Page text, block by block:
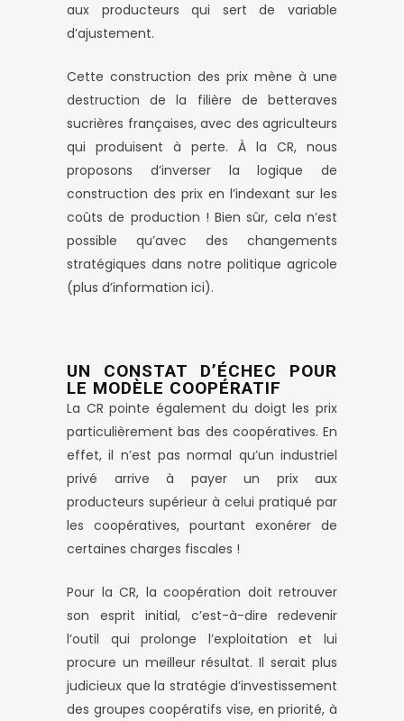
aux producteurs qui sert de variable
d’ajustement.
Cette construction des prix mène à une
destruction de la filière de betteraves
sucrières françaises, avec des agriculteurs
qui produisent à perte. À la CR, nous
proposons d’inverser la logique de
construction des prix en l’indexant sur les
coûts de production ! Bien sûr, cela n’est
possible qu’avec des changements
stratégiques dans notre politique agricole
(plus d’information ici).
UN CONSTAT D’ÉCHEC POUR
LE MODÈLE COOPÉRATIF
La CR pointe également du doigt les prix
particulièrement bas des coopératives. En
effet, il n’est pas normal qu’un industriel
privé arrive à payer un prix aux
producteurs supérieur à celui pratiqué par
les coopératives, pourtant exonérer de
certaines charges fiscales !
Pour la CR, la coopération doit retrouver
son esprit initial, c’est-à-dire redevenir
l’outil qui prolonge l’exploitation et lui
procure un meilleur résultat. Il serait plus
judicieux que la stratégie d’investissement
des groupes coopératifs vise, en priorité, à